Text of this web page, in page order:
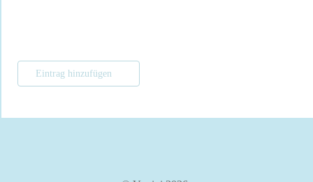
Eintrag hinzufügen